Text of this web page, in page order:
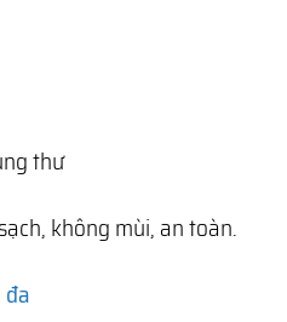
thư
không mùi, an toàn.